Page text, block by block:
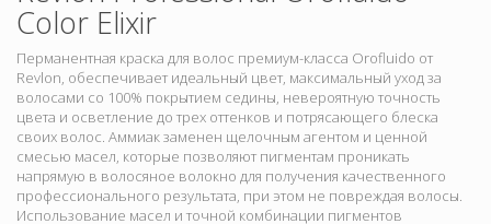
Color Elixir
Перманентная краска для волос премиум-класса Orofluido от
Revlon, обеспечивает идеальный цвет, максимальный уход за
волосами со 100% покрытием седины, невероятную точность
цвета и осветление до трех оттенков и потрясающего блеска
своих волос. Аммиак заменен щелочным агентом и ценной
смесью масел, которые позволяют пигментам проникать
напрямую в волосяное волокно для получения качественного
профессионального результата, при этом не повреждая волосы.
Использование масел и точной комбинации пигментов